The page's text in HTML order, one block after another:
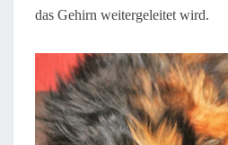
das Gehirn weitergeleitet wird.